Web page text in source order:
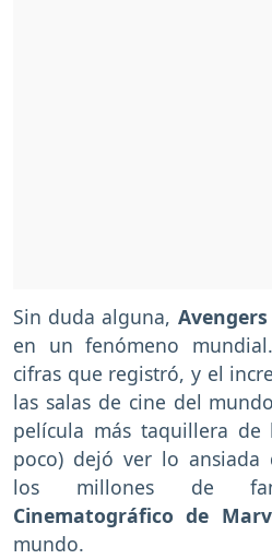
Sin duda alguna,
en un fenómeno
cifras que registró, y el
las salas de cine del
película más taquillera de
poco) dejó ver lo
los millones de
Cinematográfico de
mundo.